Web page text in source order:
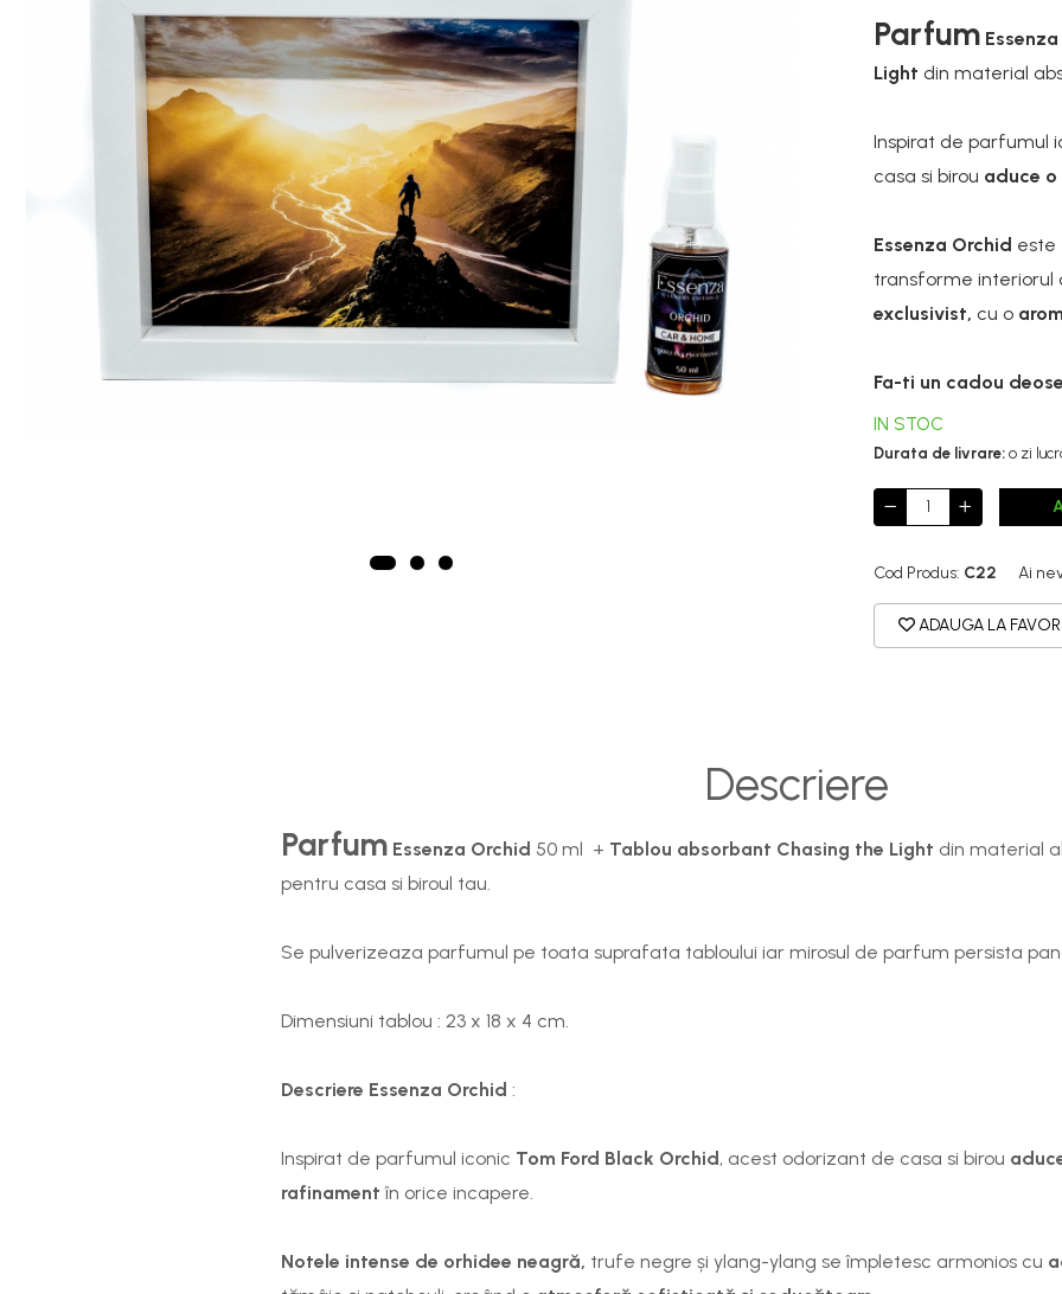
Parfum Essenza
Light din material
Inspirat de parfumul
casa si birou aduce
Essenza Orchid este
transforme interiorul
exclusivist, cu o
Fa-ti un cadou
IN STOC
Durata de livrare: o zi
Cod Produs: C22 Ai
ADAUGA LA
Descriere
Parfum Essenza Orchid 50 ml + Tablou absorbant Chasing the Light din material
pentru casa si biroul tau.
Se pulverizeaza parfumul pe toata suprafata tabloului iar mirosul de parfum persista
Dimensiuni tablou : 23 x 18 x 4 cm.
Descriere Essenza Orchid :
Inspirat de parfumul iconic Tom Ford Black Orchid, acest odorizant de casa si birou
rafinament în orice incapere.
Notele intense de orhidee neagră, trufe negre și ylang-ylang se împletesc armonios cu